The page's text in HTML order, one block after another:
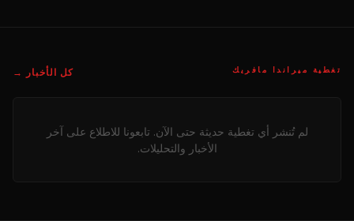
تغطية ميراندا مافريك كل الأخبار →
لم تُنشر أي تغطية حديثة حتى الآن. تابعونا للاطلاع على آخر
الأخبار والتحليلات.